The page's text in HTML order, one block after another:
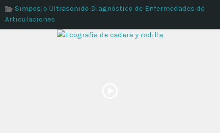
Simposio Ultrasonido Diagnóstico de Enfermedades de
Articulaciones